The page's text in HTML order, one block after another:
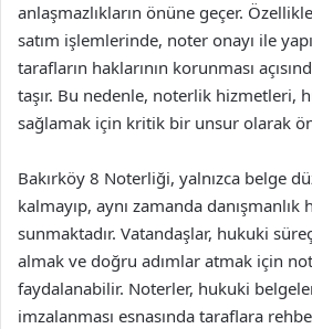
anlaşmazlıkların önüne geçer.
satım işlemlerinde, noter onayı ile
tarafların haklarının korunması
taşır. Bu nedenle, noterlik hizmetleri,
sağlamak için kritik bir unsur olarak
Bakırköy 8 Noterliği, yalnızca belge
kalmayıp, aynı zamanda
sunmaktadır. Vatandaşlar, hukuki
almak ve doğru adımlar atmak için
faydalanabilir. Noterler, hukuki
imzalanması esnasında taraflara